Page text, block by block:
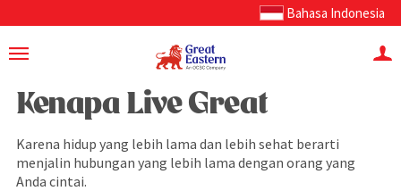
Bahasa Indonesia
Kenapa Live Great
Karena hidup yang lebih lama dan lebih sehat berarti
menjalin hubungan yang lebih lama dengan orang yang
Anda cintai.